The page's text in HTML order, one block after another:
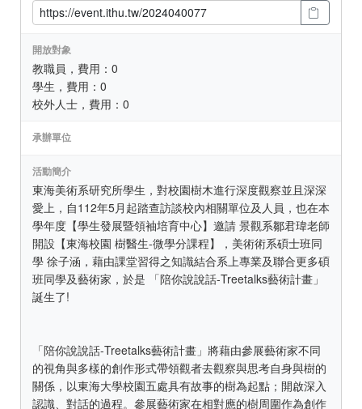
開放對象
教職員，費用：0
學生，費用：0
校外人士，費用：0
承辦單位
活動簡介
東海美術系研究所學生，對校園樹木進行深度觀察並且深深
愛上，自112年5月起踏查訪談校內相關單位及人員，也在本
學年度【學生發展暨領袖培育中心】邀請 景觀系鄒君瑋老師
開設【東海校園 樹醫生-微學分課程】，美術術系碩士班同
學 徐子涵，藉由課堂習得之知識結合系上專業及聯合更多碩
班同學及藝術家，於是 「陪你說說話-Treetalks藝術計畫」
誕生了!
「陪你說說話-Treetalks藝術計畫」將藉由參展藝術家不同
的視角與多樣的創作形式帶領觀者去觀察與思考自身與樹的
關係，以東海大學校園五處具有故事的樹為起點；開啟深入
認識、對話的過程。參展藝術家在相對應的樹周圍作為創作